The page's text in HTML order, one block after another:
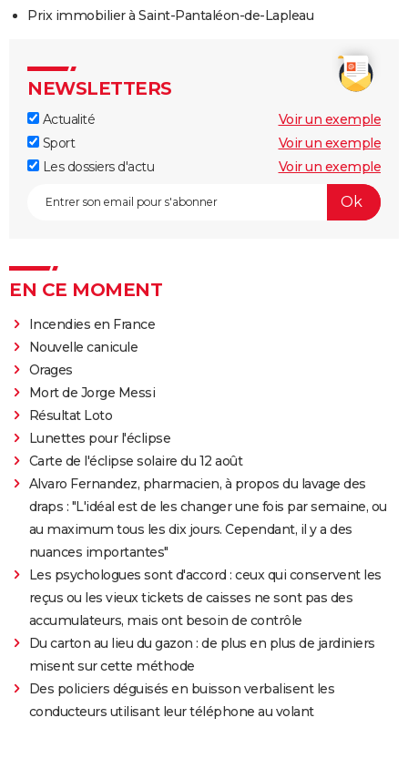
Prix immobilier à Saint-Pantaléon-de-Lapleau
NEWSLETTERS
Actualité
Voir un exemple
Sport
Voir un exemple
Les dossiers d'actu
Voir un exemple
EN CE MOMENT
Incendies en France
Nouvelle canicule
Orages
Mort de Jorge Messi
Résultat Loto
Lunettes pour l'éclipse
Carte de l'éclipse solaire du 12 août
Alvaro Fernandez, pharmacien, à propos du lavage des
draps : "L'idéal est de les changer une fois par semaine, ou
au maximum tous les dix jours. Cependant, il y a des
nuances importantes"
Les psychologues sont d'accord : ceux qui conservent les
reçus ou les vieux tickets de caisses ne sont pas des
accumulateurs, mais ont besoin de contrôle
Du carton au lieu du gazon : de plus en plus de jardiniers
misent sur cette méthode
Des policiers déguisés en buisson verbalisent les
conducteurs utilisant leur téléphone au volant